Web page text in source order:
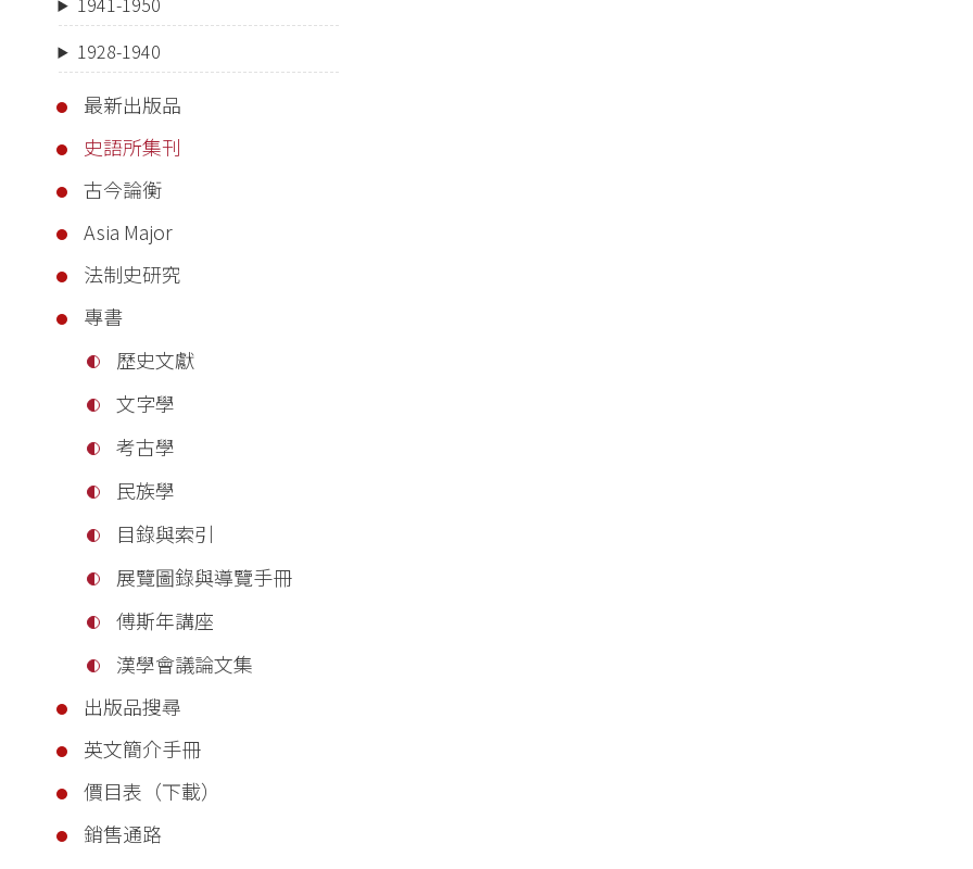
1928-1940
最新出版品
史語所集刊
古今論衡
Asia Major
法制史研究
專書
歷史文獻
文字學
考古學
民族學
目錄與索引
展覽圖錄與導覽手冊
傅斯年講座
漢學會議論文集
出版品搜尋
英文簡介手冊
價目表（下載）
銷售通路